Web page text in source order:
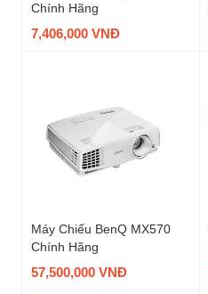
Chính Hãng
7,406,000 VNĐ
Máy Chiếu BenQ MX570
Chính Hãng
57,500,000 VNĐ